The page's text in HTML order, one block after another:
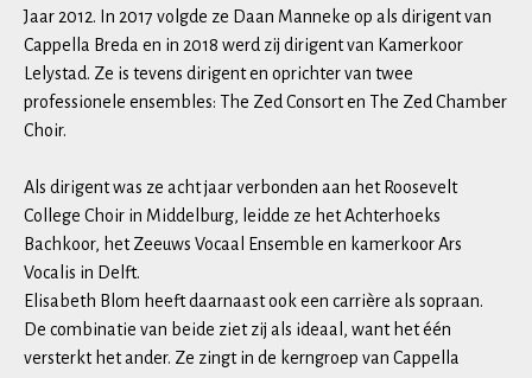
Jaar 2012. In 2017 volgde ze Daan Manneke op als dirigent van
Cappella Breda en in 2018 werd zij dirigent van Kamerkoor
Lelystad. Ze is tevens dirigent en oprichter van twee
professionele ensembles: The Zed Consort en The Zed Chamber
Choir.
Als dirigent was ze acht jaar verbonden aan het Roosevelt
College Choir in Middelburg, leidde ze het Achterhoeks
Bachkoor, het Zeeuws Vocaal Ensemble en kamerkoor Ars
Vocalis in Delft.
Elisabeth Blom heeft daarnaast ook een carrière als sopraan.
De combinatie van beide ziet zij als ideaal, want het één
versterkt het ander. Ze zingt in de kerngroep van Cappella